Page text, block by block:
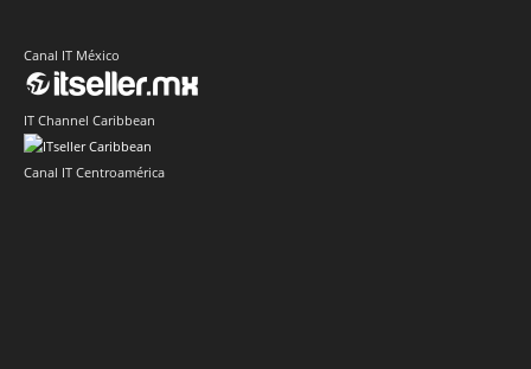
Canal IT México
IT Channel Caribbean
Canal IT Centroamérica